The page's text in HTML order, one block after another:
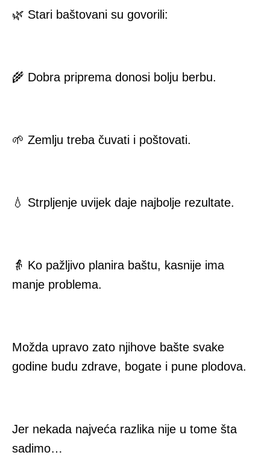
🌿 Stari baštovani su govorili:
🌾 Dobra priprema donosi bolju berbu.
🌱 Zemlju treba čuvati i poštovati.
💧 Strpljenje uvijek daje najbolje rezultate.
👵 Ko pažljivo planira baštu, kasnije ima
manje problema.
Možda upravo zato njihove bašte svake
godine budu zdrave, bogate i pune plodova.
Jer nekada najveća razlika nije u tome šta
sadimo…